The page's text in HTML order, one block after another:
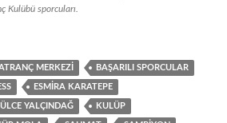
Kulübü sporcuları.
Egemenlik ve Çocuk Bayramı Satranç
MERKEZI BAŞARILI SPORCULAR
ESMIRA KARATEPE
YALÇINDAĞ KULÜP